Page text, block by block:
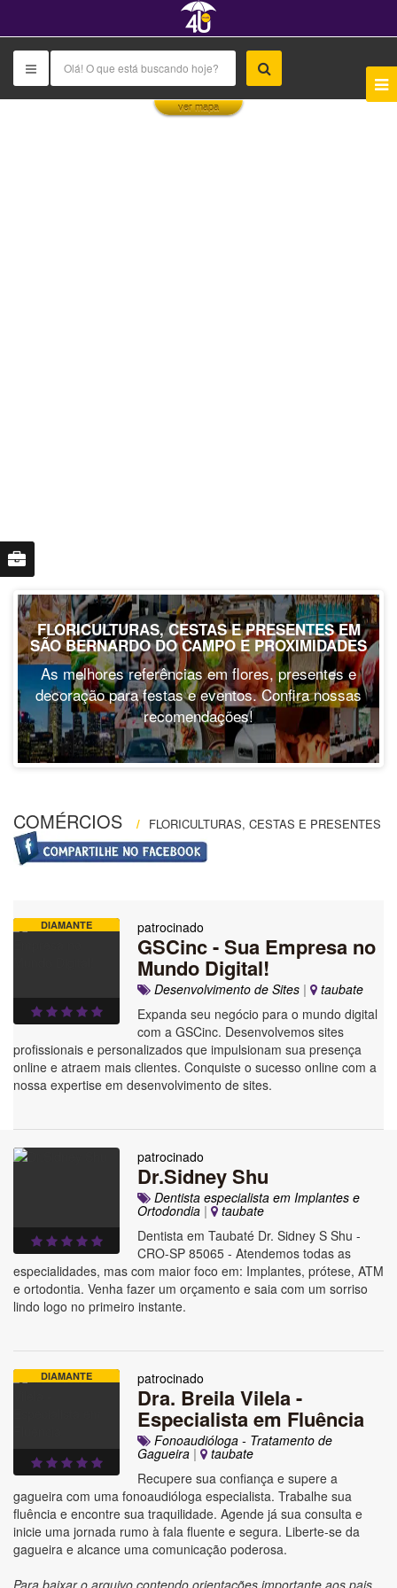
ver mapa
FLORICULTURAS, CESTAS E PRESENTES EM
SÃO BERNARDO DO CAMPO E PROXIMIDADES
As melhores referências em flores, presentes e
decoração para festas e eventos. Confira nossas
recomendações!
COMÉRCIOS / FLORICULTURAS, CESTAS E PRESENTES
DIAMANTE patrocinado
GSCinc - Sua Empresa no
Mundo Digital!
Desenvolvimento de Sites |
taubate
Expanda seu negócio para o mundo digital
com a GSCinc. Desenvolvemos sites
profissionais e personalizados que impulsionam sua presença
online e atraem mais clientes. Conquiste o sucesso online com a
nossa expertise em desenvolvimento de sites.
patrocinado
Dr.Sidney Shu
Dentista especialista em Implantes e
Ortodondia |
taubate
Dentista em Taubaté Dr. Sidney S Shu -
CRO-SP 85065 - Atendemos todas as
especialidades, mas com maior foco em: Implantes, prótese, ATM
e ortodontia. Venha fazer um orçamento e saia com um sorriso
lindo logo no primeiro instante.
DIAMANTE patrocinado
Dra. Breila Vilela -
Especialista em Fluência
Fonoaudióloga - Tratamento de
Gagueira |
taubate
Recupere sua confiança e supere a
gagueira com uma fonoaudióloga especialista. Trabalhe sua
fluência e encontre sua traquilidade. Agende já sua consulta e
inicie uma jornada rumo à fala fluente e segura. Liberte-se da
gagueira e alcance uma comunicação poderosa.
Para baixar o arquivo contendo orientações importante aos pais